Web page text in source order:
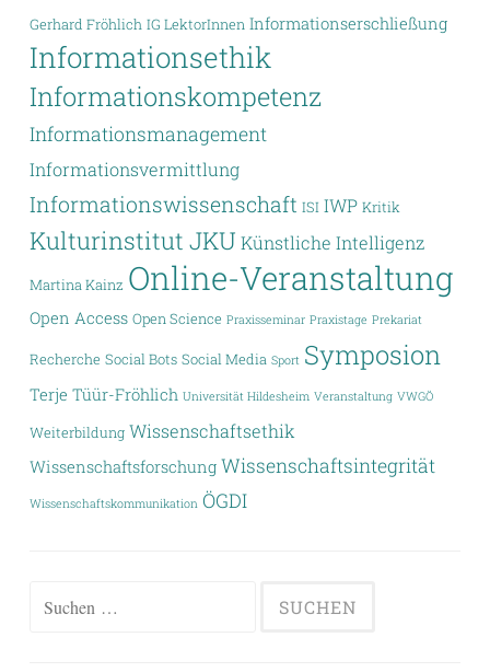
Gerhard Fröhlich IG LektorInnen Informationserschließung
Informationsethik
Informationskompetenz
Informationsmanagement
Informationsvermittlung
Informationswissenschaft ISI IWP Kritik
Kulturinstitut JKU Künstliche Intelligenz
Martina Kainz Online-Veranstaltung
Open Access Open Science Praxisseminar Praxistage Prekariat
Recherche Social Bots Social Media Sport Symposion
Terje Tüür-Fröhlich Universität Hildesheim Veranstaltung VWGÖ
Weiterbildung Wissenschaftsethik
Wissenschaftsforschung Wissenschaftsintegrität
Wissenschaftskommunikation ÖGDI
Suchen